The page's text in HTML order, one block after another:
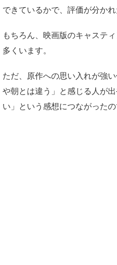
できているかで、評価が分かれ
もちろん、映画版のキャステ
多くいます。
ただ、原作への思い入れが強
や朝とは違う」と感じる人が
い」という感想につながったの